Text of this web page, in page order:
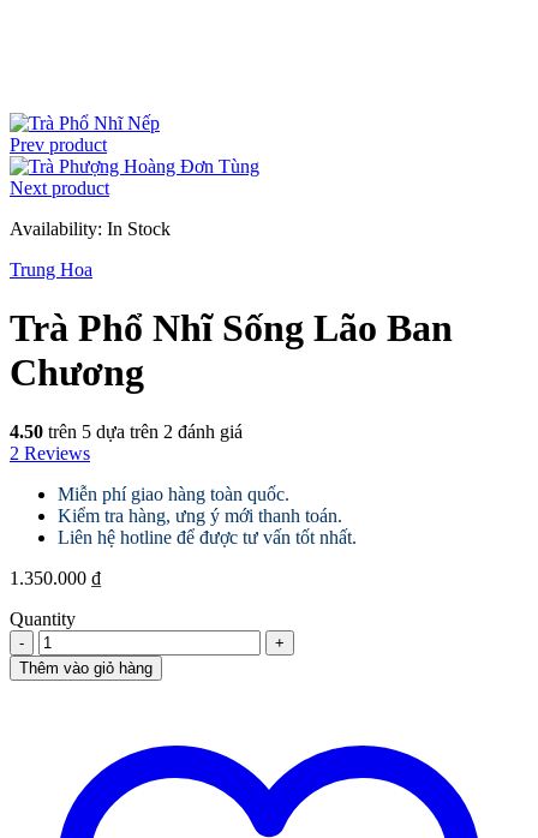
Prev product
Next product
Availability: In Stock
Trung Hoa
Trà Phổ Nhĩ Sống Lão Ban
Chương
4.50 trên 5 dựa trên 2 đánh giá
2 Reviews
Miễn phí giao hàng toàn quốc.
Kiểm tra hàng, ưng ý mới thanh toán.
Liên hệ hotline để được tư vấn tốt nhất.
1.350.000 ₫
Quantity
Trà
Phổ
Nhĩ
Chương
quantity
Thêm vào giỏ hàng